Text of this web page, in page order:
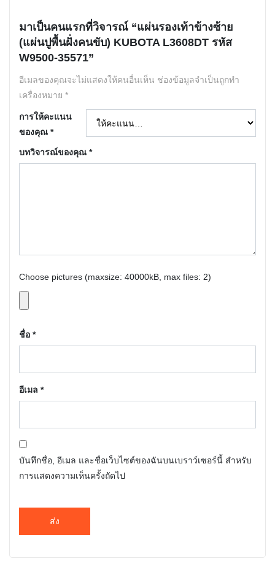
มาเป็นคนแรกที่วิจารณ์ “แผ่นรองเท้าข้างซ้าย
(แผ่นปูพื้นฝั่งคนขับ) KUBOTA L3608DT รหัส
W9500-35571”
อีเมลของคุณจะไม่แสดงให้คนอื่นเห็น ช่องข้อมูลจำเป็นถูกทำ
เครื่องหมาย *
การให้คะแนน
ของคุณ *
บทวิจารณ์ของคุณ *
Choose pictures (maxsize: 40000kB, max files: 2)
ชื่อ *
อีเมล *
บันทึกชื่อ, อีเมล และชื่อเว็บไซต์ของฉันบนเบราว์เซอร์นี้ สำหรับ
การแสดงความเห็นครั้งถัดไป